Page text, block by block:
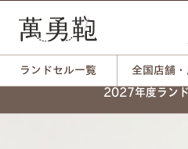
ランドセル一覧
全国店舗
2027年度ラン